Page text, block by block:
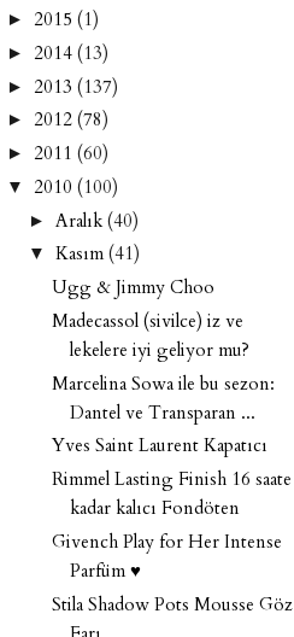
► 2015 (1)
► 2014 (13)
► 2013 (137)
► 2012 (78)
► 2011 (60)
▼ 2010 (100)
► Aralık (40)
▼ Kasım (41)
Ugg & Jimmy Choo
Madecassol (sivilce) iz ve
lekelere iyi geliyor mu?
Marcelina Sowa ile bu sezon:
Dantel ve Transparan ...
Yves Saint Laurent Kapatıcı
Rimmel Lasting Finish 16 saate
kadar kalıcı Fondöten
Givench Play for Her Intense
Parfüm ♥
Stila Shadow Pots Mousse Göz